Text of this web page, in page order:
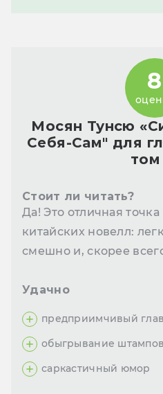
Мосян Тунсю
Себя-Сам" для
том
8
Стоит ли читать?
Да! Это отличная
китайских новелл:
смешно и, скорее
Удачно
предприимчивый
обыгрывание
саркастичный юмор